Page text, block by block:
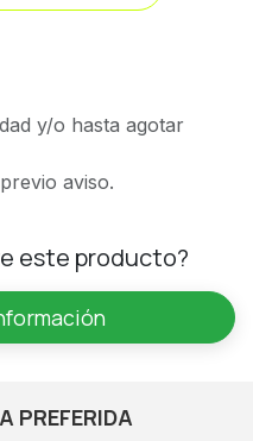
y/o hasta agotar
aviso.
este producto?
PREFERIDA